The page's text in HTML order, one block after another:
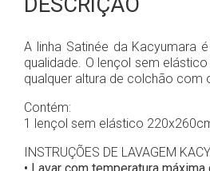
A linha Satinée da Kacyumara
qualidade. O lençol sem
qualquer altura de colchão com
Contém:
1 lençol sem elástico
INSTRUÇÕES DE LAVAGEM